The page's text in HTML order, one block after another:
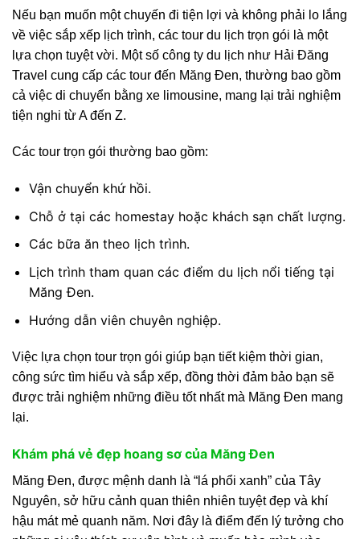
Nếu bạn muốn một chuyến đi tiện lợi và không phải lo lắng
về việc sắp xếp lịch trình, các tour du lịch trọn gói là một
lựa chọn tuyệt vời. Một số công ty du lịch như Hải Đăng
Travel cung cấp các tour đến Măng Đen, thường bao gồm
cả việc di chuyển bằng xe limousine, mang lại trải nghiệm
tiện nghi từ A đến Z.
Các tour trọn gói thường bao gồm:
Vận chuyển khứ hồi.
Chỗ ở tại các homestay hoặc khách sạn chất lượng.
Các bữa ăn theo lịch trình.
Lịch trình tham quan các điểm du lịch nổi tiếng tại
Măng Đen.
Hướng dẫn viên chuyên nghiệp.
Việc lựa chọn tour trọn gói giúp bạn tiết kiệm thời gian,
công sức tìm hiểu và sắp xếp, đồng thời đảm bảo bạn sẽ
được trải nghiệm những điều tốt nhất mà Măng Đen mang
lại.
Khám phá vẻ đẹp hoang sơ của Măng Đen
Măng Đen, được mệnh danh là “lá phổi xanh” của Tây
Nguyên, sở hữu cảnh quan thiên nhiên tuyệt đẹp và khí
hậu mát mẻ quanh năm. Nơi đây là điểm đến lý tưởng cho